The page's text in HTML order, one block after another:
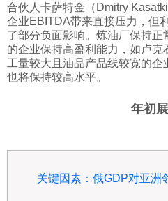
合伙人卡萨特金（Dmitry
企业EBITDA带来直接压力，但
了部分负面影响。炼油厂保持
的企业保持高盈利能力，如卢
工量较大且油品产品线较宽的
也将保持较高水平。
年初
关键因素：俄GDP对亚洲